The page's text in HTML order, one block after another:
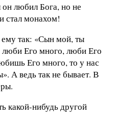
любил Бога, но не
стал монахом!
ему так: «Сын мой, ты
Его много, люби Его
Его много, то у нас
А ведь так не бывает. В
какой-нибудь другой